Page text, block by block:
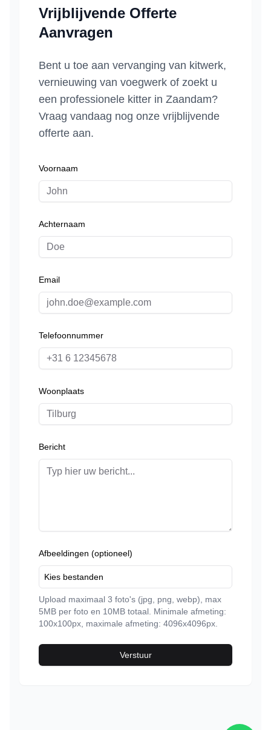
Vrijblijvende Offerte
Aanvragen
Bent u toe aan vervanging van kitwerk,
vernieuwing van voegwerk of zoekt u
een professionele kitter in Zaandam?
Vraag vandaag nog onze vrijblijvende
offerte aan.
Voornaam
Achternaam
Email
Telefoonnummer
Woonplaats
Bericht
Afbeeldingen (optioneel)
Kies bestanden
Upload maximaal 3 foto's (jpg, png, webp), max
5MB per foto en 10MB totaal. Minimale afmeting:
100x100px, maximale afmeting: 4096x4096px.
Verstuur